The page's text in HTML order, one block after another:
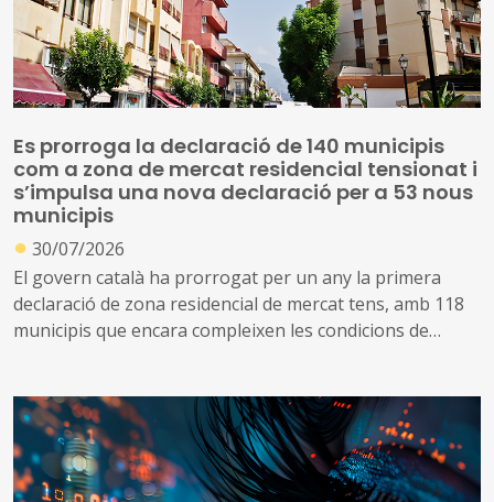
Es prorroga la declaració de 140 municipis
com a zona de mercat residencial tensionat i
s’impulsa una nova declaració per a 53 nous
municipis
● 30/07/2026
El govern català ha prorrogat per un any la primera
declaració de zona residencial de mercat tens, amb 118
municipis que encara compleixen les condicions de
A més, impulsa una nova declaració que inclou altres 53
municipis que no es consideraven de mercat tens, però
que s’ha identificat que ara compleixen les condicions
per aplicar el topall de preus